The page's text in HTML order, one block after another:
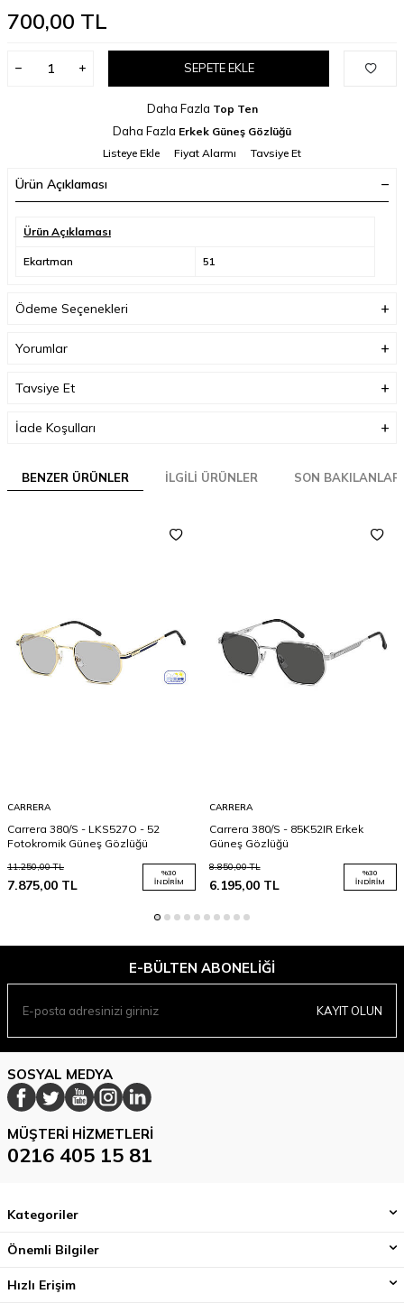
700,00 TL
SEPETE EKLE
Daha Fazla Top Ten
Daha Fazla Erkek Güneş Gözlüğü
Listeye Ekle
Fiyat Alarmı Tavsiye Et
Ürün Açıklaması
Ürün Açıklaması
Ekartman 51
Ödeme Seçenekleri
Yorumlar
Tavsiye Et
İade Koşulları
BENZER ÜRÜNLER İLGILI ÜRÜNLER SON BAKILANLAR
CARRERA
Carrera 380/S - LKS527O - 52
Fotokromik Güneş Gözlüğü
11.250,00TL
7.875,00 TL
%30
İNDIRIM
CARRERA
Carrera 380/S - 85K52IR Erkek
Güneş Gözlüğü
8.850,00TL
6.195,00TL
%30
İNDIRIM
E-BÜLTEN ABONELIĞI
KAYIT OLUN
SOSYAL MEDYA
MÜŞTERI HIZMETLERI
0216 405 15 81
Kategoriler
Önemli Bilgiler
Hızlı Erişim